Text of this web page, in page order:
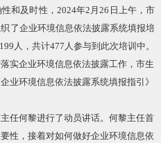
和及时性，2024年2月26日上午，市
了企业环境信息依法披露系统填报培
人，共计477人参与到此次培训中。
企业环境信息依法披露工作，市生
业环境信息依法披露系统填报指引》
何黎进行了动员讲话。何黎主任首
性，接着对如何做好企业环境信息依